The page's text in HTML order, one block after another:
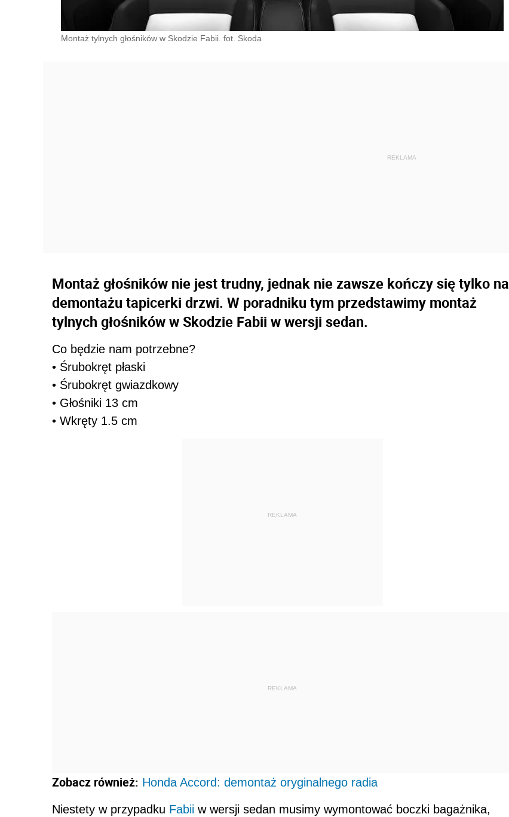
Montaż tylnych głośników w Skodzie Fabii. fot. Skoda
Montaż głośników nie jest trudny, jednak nie zawsze kończy się tylko na
demontażu tapicerki drzwi. W poradniku tym przedstawimy montaż
tylnych głośników w Skodzie Fabii w wersji sedan.
Co będzie nam potrzebne?
• Śrubokręt płaski
• Śrubokręt gwiazdkowy
• Głośniki 13 cm
• Wkręty 1.5 cm
REKLAMA
REKLAMA
Zobacz również: Honda Accord: demontaż oryginalnego radia
Niestety w przypadku Fabii w wersji sedan musimy wymontować boczki bagażnika,